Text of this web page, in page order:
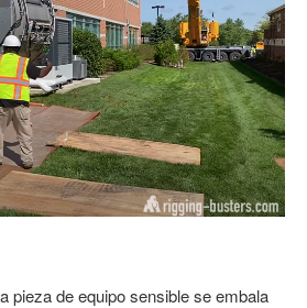
pieza de equipo sensible se embala